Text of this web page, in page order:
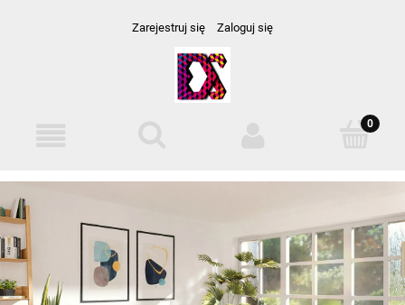
Zarejestruj się Zaloguj się